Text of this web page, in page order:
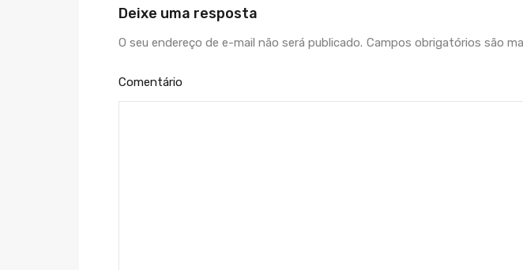
Deixe uma resposta
O seu endereço de e-mail não será publicado. Campos obrigatórios são
Comentário